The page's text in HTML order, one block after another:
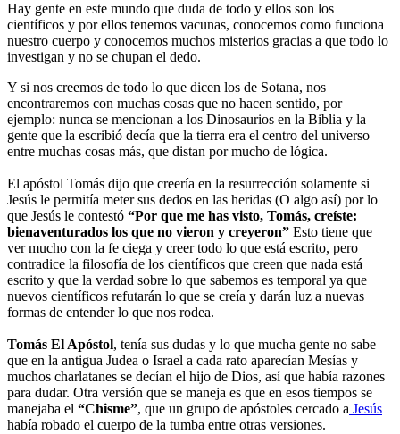
Hay gente en este mundo que duda de todo y ellos son los
científicos y por ellos tenemos vacunas, conocemos como funciona
nuestro cuerpo y conocemos muchos misterios gracias a que todo lo
investigan y no se chupan el dedo.
Y si nos creemos de todo lo que dicen los de Sotana, nos
encontraremos con muchas cosas que no hacen sentido, por
ejemplo: nunca se mencionan a los Dinosaurios en la Biblia y la
gente que la escribió decía que la tierra era el centro del universo
entre muchas cosas más, que distan por mucho de lógica.
El apóstol Tomás dijo que creería en la resurrección solamente si
Jesús le permitía meter sus dedos en las heridas (O algo así) por lo
que Jesús le contestó “Por que me has visto, Tomás, creíste:
bienaventurados los que no vieron y creyeron” Esto tiene que
ver mucho con la fe ciega y creer todo lo que está escrito, pero
contradice la filosofía de los científicos que creen que nada está
escrito y que la verdad sobre lo que sabemos es temporal ya que
nuevos científicos refutarán lo que se creía y darán luz a nuevas
formas de entender lo que nos rodea.
Tomás El Apóstol, tenía sus dudas y lo que mucha gente no sabe
que en la antigua Judea o Israel a cada rato aparecían Mesías y
muchos charlatanes se decían el hijo de Dios, así que había razones
para dudar. Otra versión que se maneja es que en esos tiempos se
manejaba el “Chisme”, que un grupo de apóstoles cercado a Jesús
había robado el cuerpo de la tumba entre otras versiones.